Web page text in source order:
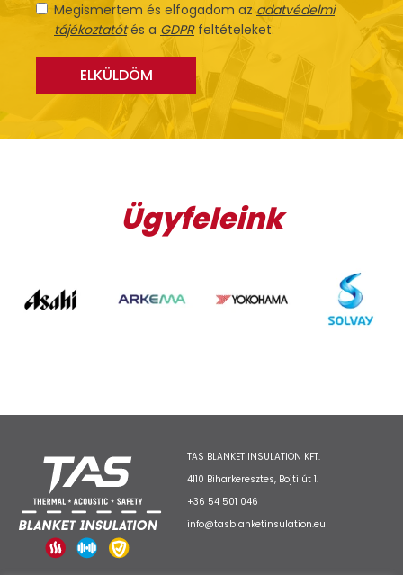
Megismertem és elfogadom azadatvédelmi
tájékoztatótés a GDPRfeltételeket.
ELKÜLDÖM
Ügyfeleink
TAS BLANKET INSULATION KFT.
4110 Biharkeresztes, Bojti út 1.
+36 54 501 046
info@tasblanketinsulation.eu